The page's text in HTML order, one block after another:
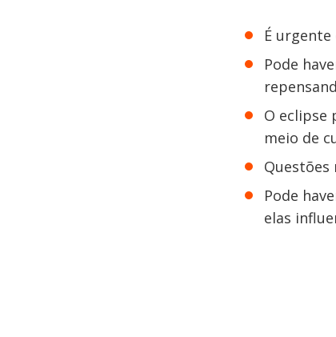
É urgente
Pode
O eclipse
meio de
Questões
Pode
elas